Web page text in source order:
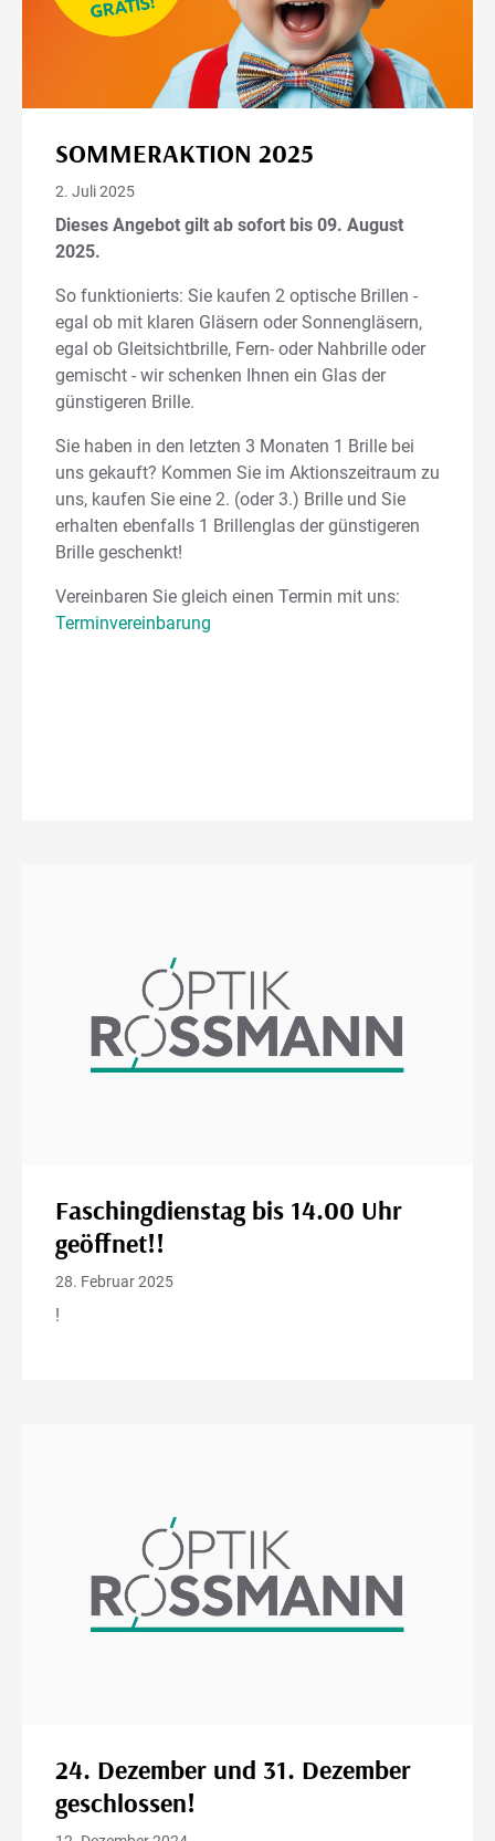
SOMMERAKTION 2025
2. Juli 2025
Dieses Angebot gilt ab sofort bis 09. August
2025.
So funktionierts: Sie kaufen 2 optische Brillen -
egal ob mit klaren Gläsern oder Sonnengläsern,
egal ob Gleitsichtbrille, Fern- oder Nahbrille oder
gemischt - wir schenken Ihnen ein Glas der
günstigeren Brille.
Sie haben in den letzten 3 Monaten 1 Brille bei
uns gekauft? Kommen Sie im Aktionszeitraum zu
uns, kaufen Sie eine 2. (oder 3.) Brille und Sie
erhalten ebenfalls 1 Brillenglas der günstigeren
Brille geschenkt!
Vereinbaren Sie gleich einen Termin mit uns:
Terminvereinbarung
Faschingdienstag bis 14.00 Uhr
geöffnet!!
28. Februar 2025
!
24. Dezember und 31. Dezember
geschlossen!